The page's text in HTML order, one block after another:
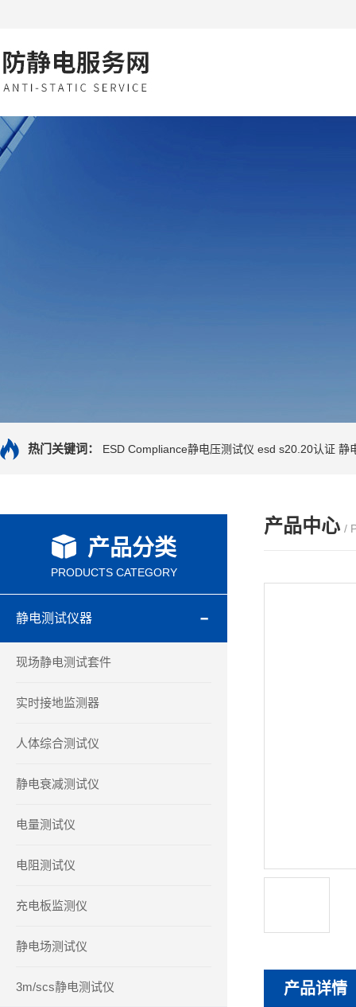
热门关键词： ESD Compliance静电压测试仪 esd s20.20认证 静
产品分类
PRODUCTS CATEGORY
静电测试仪器
现场静电测试套件
实时接地监测器
人体综合测试仪
静电衰减测试仪
电量测试仪
电阻测试仪
充电板监测仪
静电场测试仪
3m/scs静电测试仪
产品中心 /
产品详情